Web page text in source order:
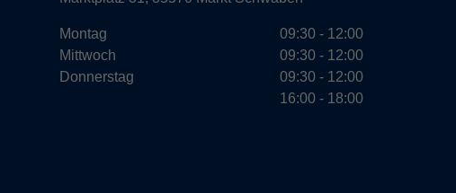
Montag
Mittwoch
Donnerstag
09:30 - 12:00
09:30 - 12:00
09:30 - 12:00
16:00 - 18:00